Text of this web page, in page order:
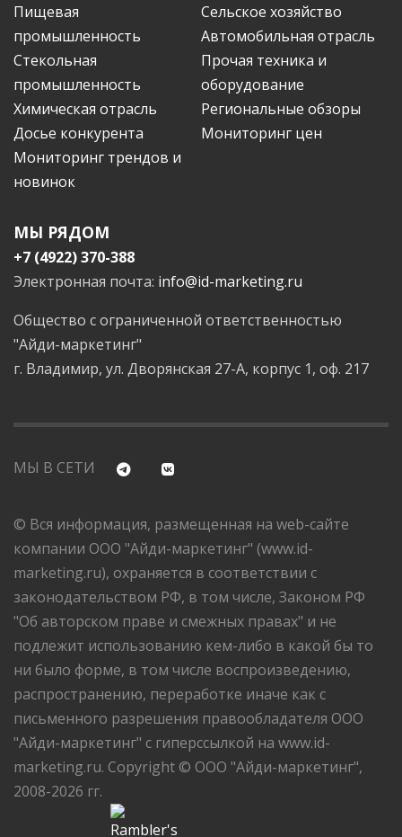
Пищевая
промышленность
Сельское хозяйство
Автомобильная отрасль
Стекольная
промышленность
Прочая техника и
оборудование
Химическая отрасль
Региональные обзоры
Досье конкурента
Мониторинг цен
Мониторинг трендов и
новинок
МЫ РЯДОМ
+7 (4922) 370-388
Электронная почта: info@id-marketing.ru
Общество с ограниченной ответственностью
"Айди-маркетинг"
г. Владимир, ул. Дворянская 27-А, корпус 1, оф. 217
МЫ В СЕТИ
© Вся информация, размещенная на web-сайте
компании ООО "Айди-маркетинг" (www.id-
marketing.ru), охраняется в соответствии с
законодательством РФ, в том числе, Законом РФ
"Об авторском праве и смежных правах" и не
подлежит использованию кем-либо в какой бы то
ни было форме, в том числе воспроизведению,
распространению, переработке иначе как с
письменного разрешения правообладателя ООО
"Айди-маркетинг" с гиперссылкой на www.id-
marketing.ru. Copyright © ООО "Айди-маркетинг",
2008-2026 гг.